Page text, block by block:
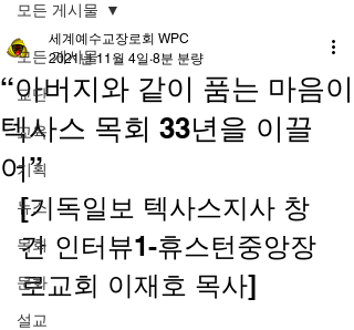
모든 게시물
교단
교육
기획
뉴스
목회
문화
설교
모든 게시물
“아버지와 같이 품는 마음이
텍사스 목회 33년을 이끌
어”
세계예수교장로회 WPC
2021년 11월 4일 8분 분량
[기독일보 텍사스지사 창
간 인터뷰1-휴스턴중앙장
로교회 이재호 목사]